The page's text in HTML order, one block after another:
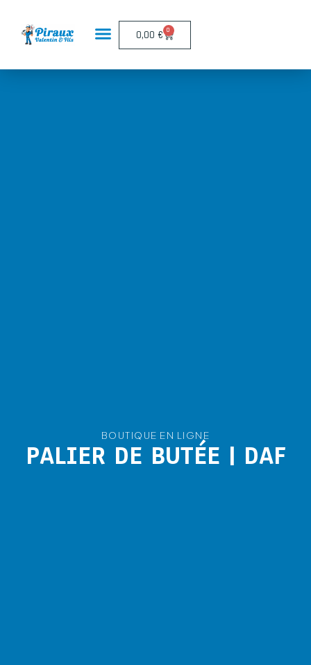
0,00 € 0
BOUTIQUE EN LIGNE
PALIER DE BUTÉE | DAF